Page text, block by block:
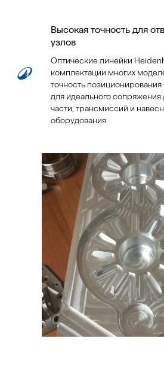
Высокая точность для
узлов
Оптические линейки
комплектации многих
точность
для идеального сопряжения
части, трансмиссий и
оборудования.